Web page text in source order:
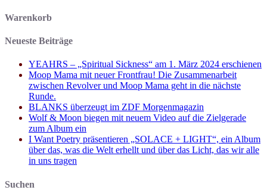
Warenkorb
Neueste Beiträge
YEAHRS – „Spiritual Sickness“ am 1. März 2024 erschienen
Moop Mama mit neuer Frontfrau! Die Zusammenarbeit
zwischen Revolver und Moop Mama geht in die nächste
Runde.
BLANKS überzeugt im ZDF Morgenmagazin
Wolf & Moon biegen mit neuem Video auf die Zielgerade
zum Album ein
I Want Poetry präsentieren „SOLACE + LIGHT“, ein Album
über das, was die Welt erhellt und über das Licht, das wir alle
in uns tragen
Suchen